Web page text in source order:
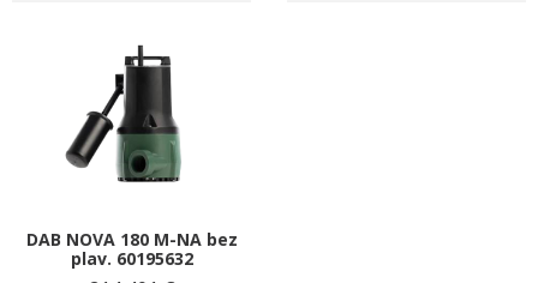
DAB NOVA 180 M-NA bez
plav. 60195632